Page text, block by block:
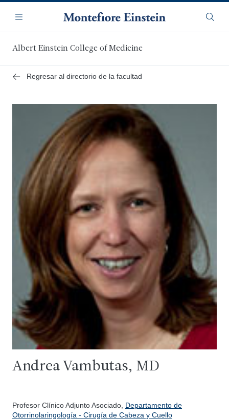
contenido
principal
Navegación
Menú
Albert Einstein College of Medicine
Regresar al directorio de la facultad
Andrea Vambutas, MD
Profesor Clínico Adjunto Asociado, Departamento de
Otorrinolaringología - Cirugía de Cabeza y Cuello